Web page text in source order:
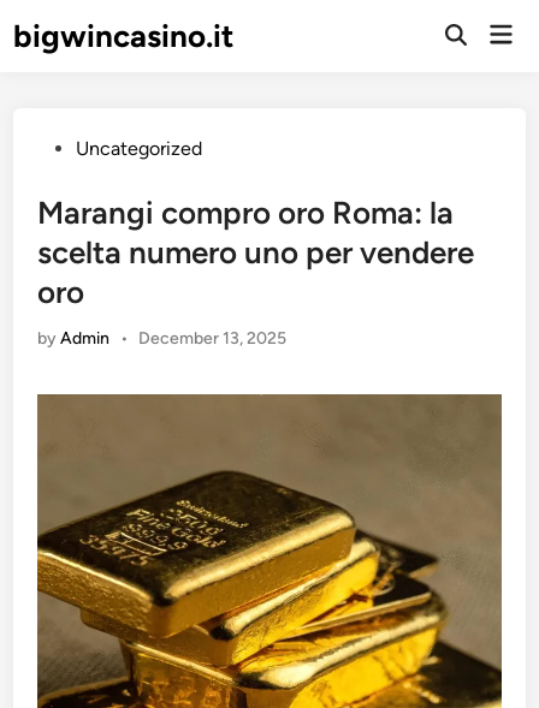
tobigwincasino.it
Open
PostedUncategorized
Marangi compro oro Roma: la
scelta numero uno per vendere
oro
byAdmin • December 13, 2025